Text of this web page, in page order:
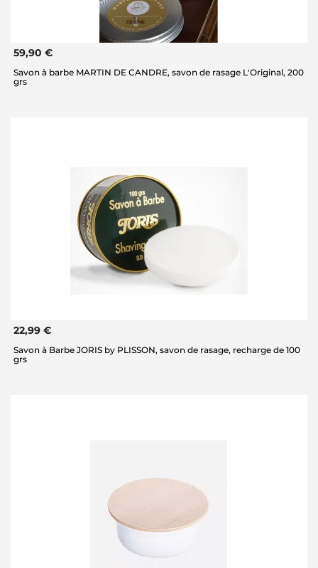
59,90 €
Savon à barbe MARTIN DE CANDRE, savon de rasage L'Original, 200
grs
22,99 €
Savon à Barbe JORIS by PLISSON, savon de rasage, recharge de 100
grs